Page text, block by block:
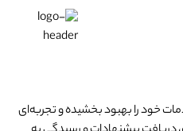
خود را بهبود بخشیده و تجربه‌ای